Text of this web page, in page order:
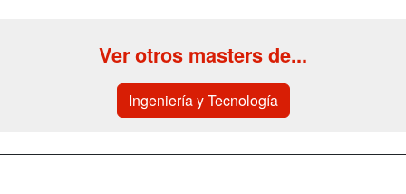
Ver otros masters de...
Ingeniería y Tecnología